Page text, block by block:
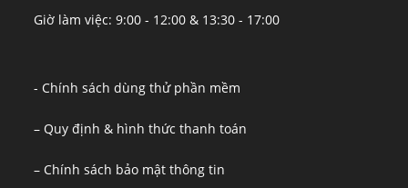
Giờ làm việc: 9:00 - 12:00 & 13:30 - 17:00
- Chính sách dùng thử phần mềm
– Quy định & hình thức thanh toán
– Chính sách bảo mật thông tin